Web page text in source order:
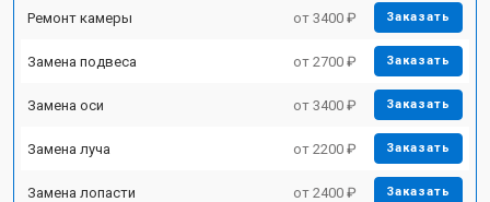
Ремонт камеры от 3400 ₽ Заказать
Замена подвеса от 2700 ₽ Заказать
Замена оси от 3400 ₽ Заказать
Замена луча от 2200 ₽ Заказать
Замена лопасти от 2400 ₽ Заказать